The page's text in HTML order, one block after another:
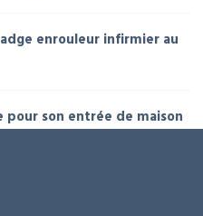
enrouleur infirmier au
pour son entrée de maison